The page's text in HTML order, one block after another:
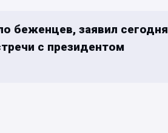
беженцев, заявил сегодня
с президентом